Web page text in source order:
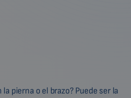
pierna o el brazo? Puede ser la